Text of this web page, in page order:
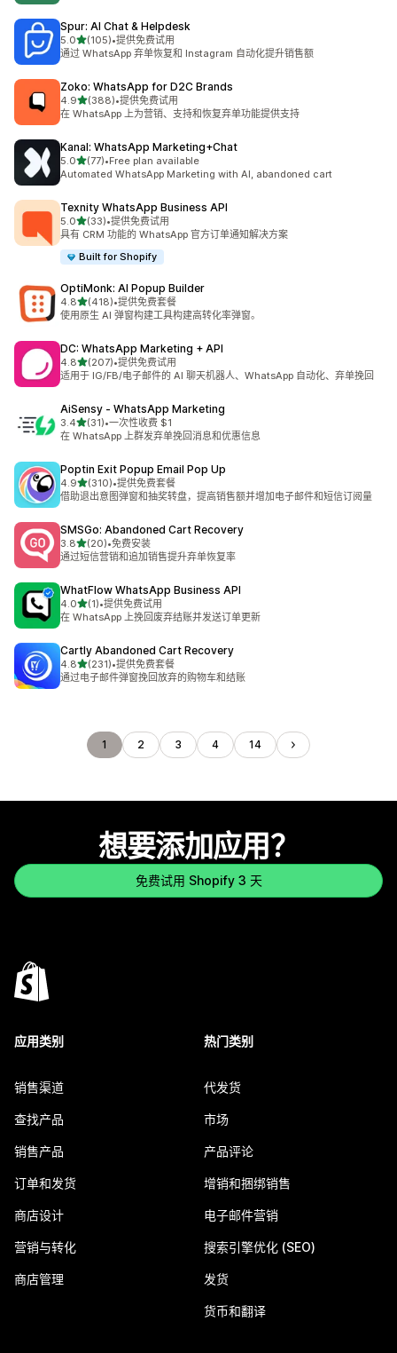
Spur: AI Chat & Helpdesk
5.0星（满分 5 星）
(105)
总共 105 条评论
•提供免费试用
通过 WhatsApp 弃单恢复和 Instagram 自动化提升销售额
Zoko: WhatsApp for D2C Brands
4.9星（满分 5 星）
(388)
总共 388 条评论
•提供免费试用
在 WhatsApp 上为营销、支持和恢复弃单功能提供支持
Kanal: WhatsApp Marketing+Chat
5.0星（满分 5 星）
(77)
总共 77 条评论
•Free plan available
Automated WhatsApp Marketing with AI, abandoned cart
Texnity WhatsApp Business API
5.0星（满分 5 星）
(33)
总共 33 条评论
•提供免费试用
具有 CRM 功能的 WhatsApp 官方订单通知解决方案
Built for Shopify
OptiMonk: AI Popup Builder
4.8星（满分 5 星）
(418)
总共 418 条评论
•提供免费套餐
使用原生 AI 弹窗构建工具构建高转化率弹窗。
DC: WhatsApp Marketing + API
4.8星（满分 5 星）
(207)
总共 207 条评论
•提供免费试用
适用于 IG/FB/电子邮件的 AI 聊天机器人、WhatsApp 自动化、弃单挽回
AiSensy ‑ WhatsApp Marketing
3.4星（满分 5 星）
(31)
总共 31 条评论
•一次性收费 $1
在 WhatsApp 上群发弃单挽回消息和优惠信息
Poptin Exit Popup Email Pop Up
4.9星（满分 5 星）
(310)
总共 310 条评论
•提供免费套餐
借助退出意图弹窗和抽奖转盘，提高销售额并增加电子邮件和短信订阅量
SMSGo: Abandoned Cart Recovery
3.8星（满分 5 星）
(20)
总共 20 条评论
•免费安装
通过短信营销和追加销售提升弃单恢复率
WhatFlow WhatsApp Business API
4.0星（满分 5 星）
(1)
总共 1 条评论
•提供免费试用
在 WhatsApp 上挽回废弃结账并发送订单更新
Cartly Abandoned Cart Recovery
4.8星（满分 5 星）
(231)
总共 231 条评论
•提供免费套餐
通过电子邮件弹窗挽回放弃的购物车和结账
1 2 3 4 14
想要添加应用？
免费试用 Shopify 3 天
应用类别
销售渠道
查找产品
销售产品
订单和发货
商店设计
营销与转化
商店管理
热门类别
代发货
市场
产品评论
增销和捆绑销售
电子邮件营销
搜索引擎优化 (SEO)
发货
货币和翻译